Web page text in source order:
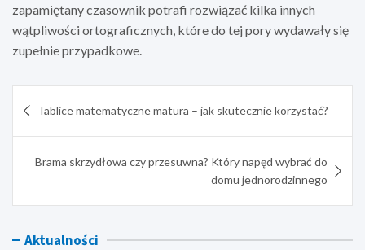
zapamiętany czasownik potrafi rozwiązać kilka innych
wątpliwości ortograficznych, które do tej pory wydawały się
zupełnie przypadkowe.
wpisu
Tablice matematyczne matura – jak skutecznie korzystać?
Brama skrzydłowa czy przesuwna? Który napęd wybrać do
domu jednorodzinnego
Aktualności